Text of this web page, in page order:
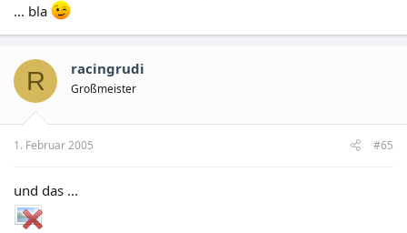
... bla
R racingrudi
Großmeister
1. Februar 2005 #65
und das ...